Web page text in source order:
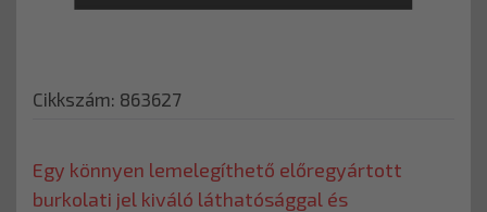
Cikkszám: 863627
Egy könnyen lemelegíthető előregyártott
burkolati jel kiváló láthatósággal és